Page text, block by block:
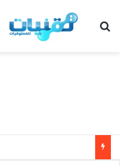
بحث عن